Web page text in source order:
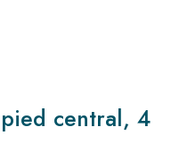
central, 4